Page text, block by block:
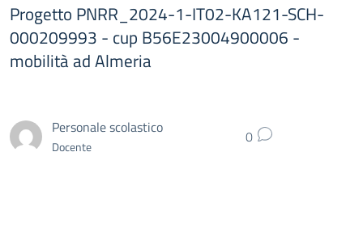
Progetto PNRR_2024-1-IT02-KA121-SCH-
000209993 - cup B56E23004900006 -
mobilità ad Almeria
Personale scolastico
Docente 0